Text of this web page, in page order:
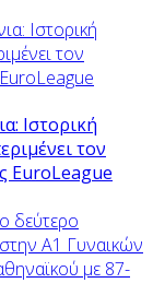
Ιστορική
τον
EuroLeague